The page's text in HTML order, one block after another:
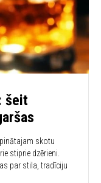
šeit
skotu
stiprie dzērieni.
par stila, tradīciju